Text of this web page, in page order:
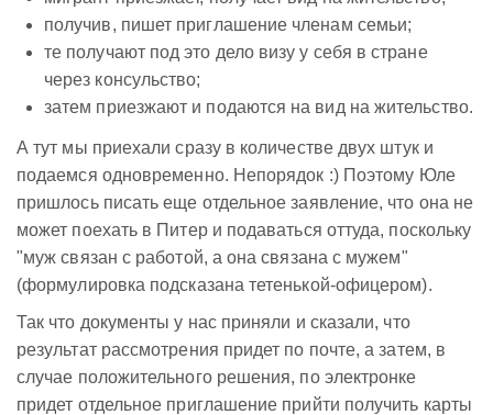
получив, пишет приглашение членам семьи;
те получают под это дело визу у себя в стране
через консульство;
затем приезжают и подаются на вид на жительство.
А тут мы приехали сразу в количестве двух штук и
подаемся одновременно. Непорядок :) Поэтому Юле
пришлось писать еще отдельное заявление, что она не
может поехать в Питер и подаваться оттуда, поскольку
"муж связан с работой, а она связана с мужем"
(формулировка подсказана тетенькой-офицером).
Так что документы у нас приняли и сказали, что
результат рассмотрения придет по почте, а затем, в
случае положительного решения, по электронке
придет отдельное приглашение прийти получить карты